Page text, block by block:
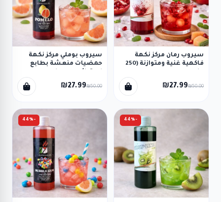
سيروب رمان مركز نكهة
فاكهية غنية ومتوازنة (250
₪27.99₪50.00
سيروب بوملي مركز نكهة
حمضيات منعشة بطابع
₪27.99₪50.00
-44%
-44%